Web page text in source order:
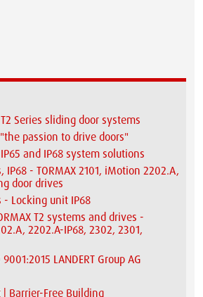
Series sliding door systems
"the passion to drive doors"
and IP68 system solutions
IP68 - TORMAX 2101, iMotion 2202.A,
door drives
- Locking unit IP68
T2 systems and drives -
2202.A-IP68, 2302, 2301,
LANDERT Group AG
Barrier-Free Building